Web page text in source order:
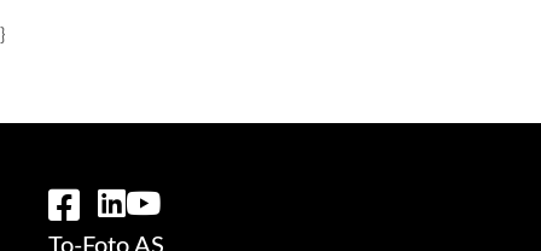
}
To-Foto AS